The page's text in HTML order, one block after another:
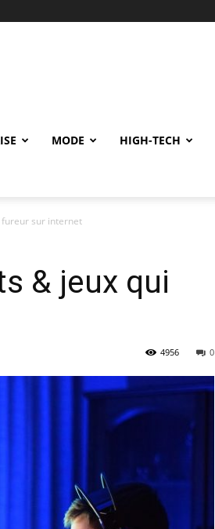
MODE HIGH-TECH
sur internet
& jeux qui
0
4956